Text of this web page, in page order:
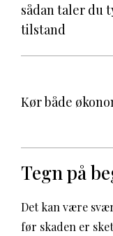
sådan taler du
tilstand
Kør både
Tegn på
Det kan være
før skaden er